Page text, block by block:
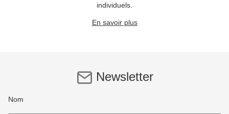
individuels.
En savoir plus
Newsletter
Nom